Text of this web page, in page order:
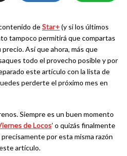
deStar+(y si los últimos
tampoco permitirá que compartas
Así que ahora, más que
todo el provecho posible y por
este artículo con la lista de
perderte el próximo mes en
Siempre es un buen momento
de Locos’ o quizás finalmente
precisamente por esta misma razón
artículo.